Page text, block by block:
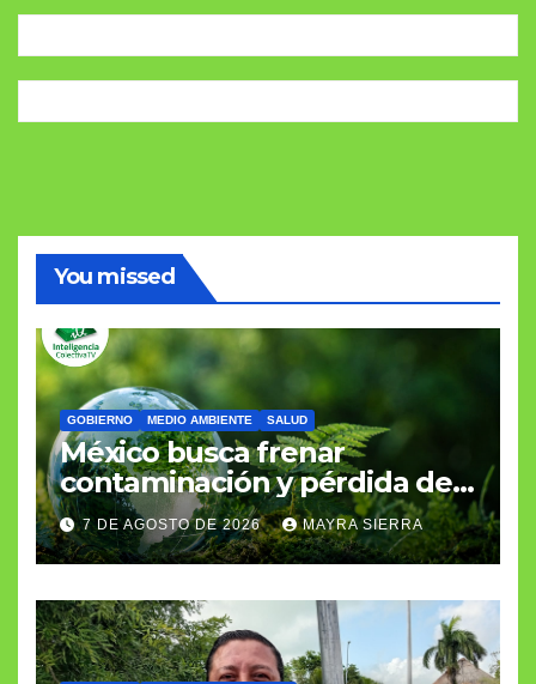
You missed
GOBIERNO MEDIO AMBIENTE SALUD
México busca frenar
contaminación y pérdida de
biodiversidad
7 DE AGOSTO DE 2026 MAYRA SIERRA